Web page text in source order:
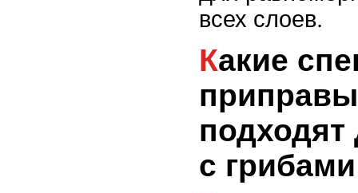
всех слоев.
Какие специи и
подходят
с грибами